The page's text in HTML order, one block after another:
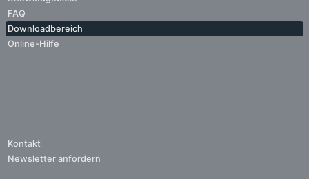
FAQ
Downloadbereich
Online-Hilfe
Kontakt
Newsletter anfordern